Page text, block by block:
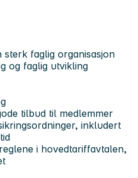
sterk faglig organisasjon
og faglig utvikling
tilbud til medlemmer
inkludert
i hovedtariffavtalen,